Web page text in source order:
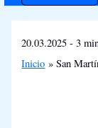
20.03.2025-3
Inicio
San